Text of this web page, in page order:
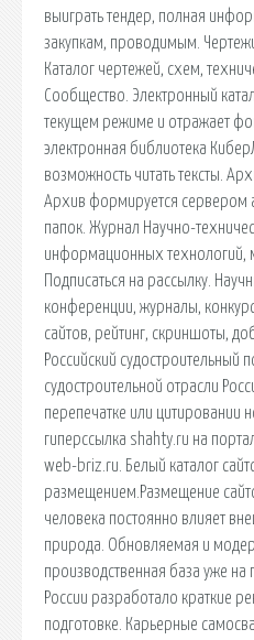
выиграть тендер, полная
закупкам, проводимым.
Каталог чертежей, схем,
Сообщество. Электронный
текущем режиме и отражает
электронная библиотека
возможность читать тексты.
Архив формируется сервером
папок. Журнал Научно-
информационных технологий,
Подписаться на рассылку.
конференции, журналы,
сайтов, рейтинг, скриншоты,
Российский судостроительный
судостроительной отрасли
перепечатке или цитировании
гиперссылка shahty.ru на
web-briz.ru. Белый каталог
размещением.Размещение
человека постоянно влияет
природа. Обновляемая и
производственная база уже
России разработало краткие
подготовке. Карьерные